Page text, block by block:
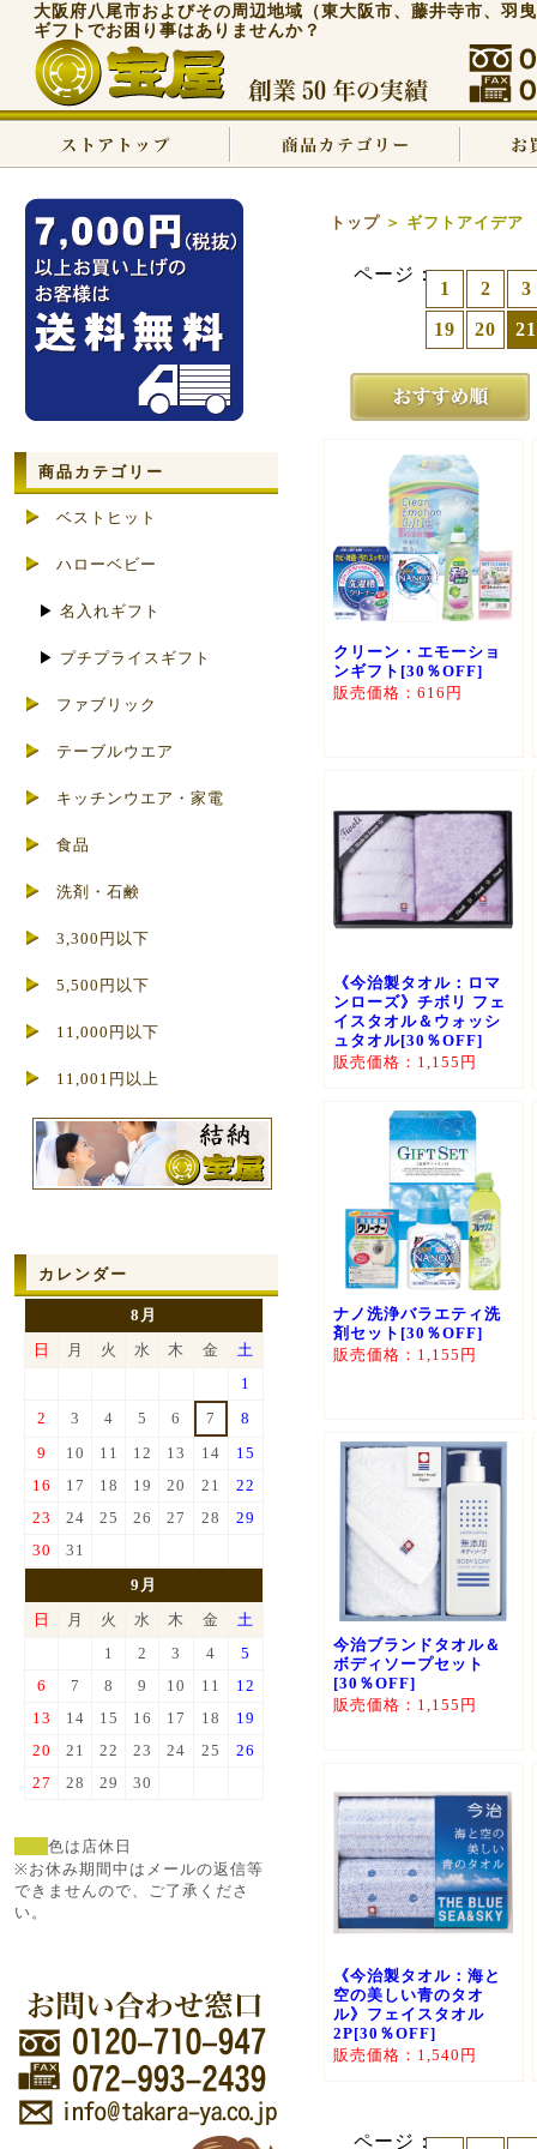
大阪府八尾市およびその周辺地域（東大阪市、藤井寺市、羽
ギフトでお困り事はありませんか？
トップ ＞ ギフトアイデア
ページ：
1 2
3
19
20 21
クリーン・エモーショ
ンギフト[30％OFF]
販売価格：616円
《今治製タオル：ロマ
ンローズ》チボリ フェ
イスタオル＆ウォッシ
ュタオル[30％OFF]
販売価格：1,155円
ナノ洗浄バラエティ洗
剤セット[30％OFF]
販売価格：1,155円
今治ブランドタオル＆
ボディソープセット
[30％OFF]
販売価格：1,155円
《今治製タオル：海と
空の美しい青のタオ
ル》フェイスタオル
2P[30％OFF]
販売価格：1,540円
ページ：
商品カテゴリー
ベストヒット
ハローベビー
▶ 名入れギフト
▶ プチプライスギフト
ファブリック
テーブルウエア
キッチンウエア・家電
食品
洗剤・石鹸
3,300円以下
5,500円以下
11,000円以下
11,001円以上
カレンダー
8月
日
月 火 水 木 金
土
1
2
3 4 5 6 7
8
9
10 11 12 13 14
15
16
17 18 19 20 21
22
23
24 25 26 27 28
29
30
31
9月
日
月 火 水 木 金
土
1
2 3 4
5
6
7 8 9 10 11
12
13
14 15 16 17 18
19
20
21 22 23 24 25
26
27
28 29 30
色は店休日
※お休み期間中はメールの返信等
できませんので、ご了承くださ
い。